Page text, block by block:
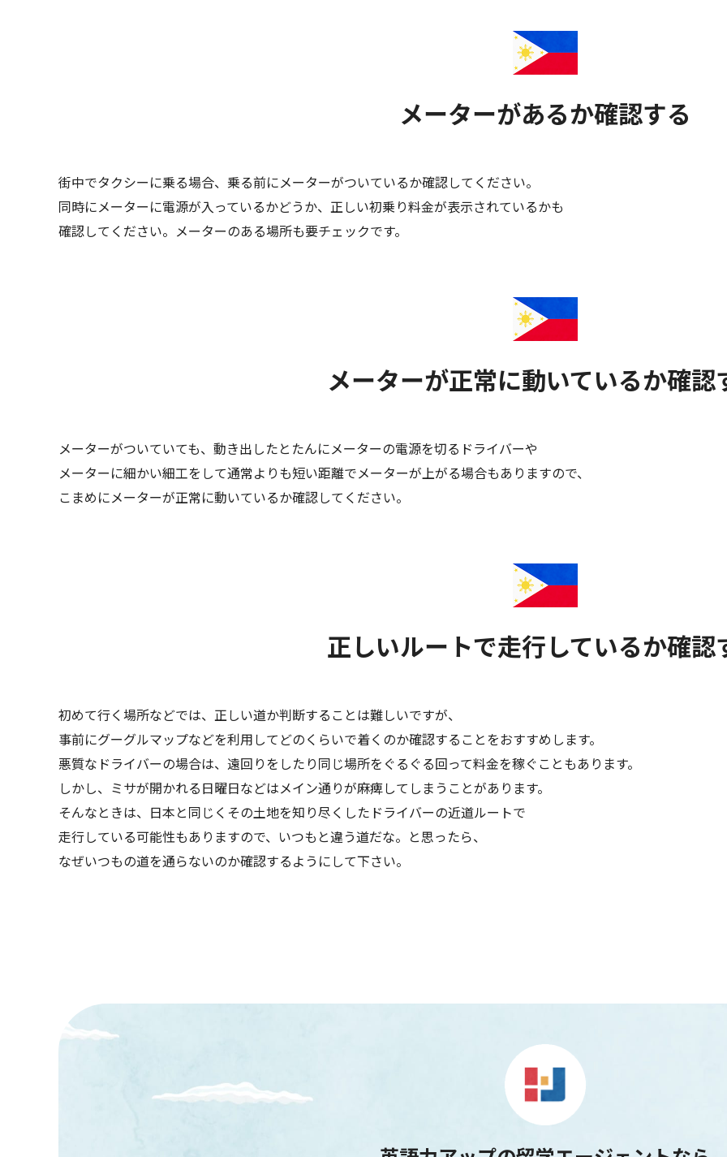
メーターがあるか確認する
街中でタクシーに乗る場合、乗る前にメーターがついているか確認してください。
同時にメーターに電源が入っているかどうか、正しい初乗り料金が表示されているかも
確認してください。メーターのある場所も要チェックです。
メーターが正常に動いているか確認
メーターがついていても、動き出したとたんにメーターの電源を切るドライバーや
メーターに細かい細工をして通常よりも短い距離でメーターが上がる場合もありますので、
こまめにメーターが正常に動いているか確認してください。
正しいルートで走行しているか確認
初めて行く場所などでは、正しい道か判断することは難しいですが、
事前にグーグルマップなどを利用してどのくらいで着くのか確認することをおすすめします。
悪質なドライバーの場合は、遠回りをしたり同じ場所をぐるぐる回って料金を稼ぐこともあります。
しかし、ミサが開かれる日曜日などはメイン通りが麻痺してしまうことがあります。
そんなときは、日本と同じくその土地を知り尽くしたドライバーの近道ルートで
走行している可能性もありますので、いつもと違う道だな。と思ったら、
なぜいつもの道を通らないのか確認するようにして下さい。